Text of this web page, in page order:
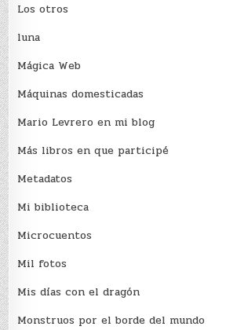
Los otros
luna
Mágica Web
Máquinas domesticadas
Mario Levrero en mi blog
Más libros en que participé
Metadatos
Mi biblioteca
Microcuentos
Mil fotos
Mis días con el dragón
Monstruos por el borde del mundo